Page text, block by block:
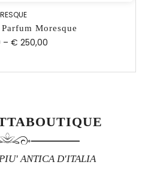
Moresque
– € 250,00
ANTICA D'ITALIA